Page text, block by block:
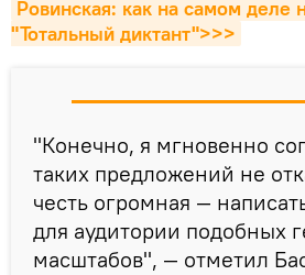
Ровинская: как на самом деле
"Тотальный диктант">>>
"Конечно, я мгновенно
таких предложений не
честь огромная —
для аудитории подобных
масштабов", — отметил